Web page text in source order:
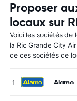
Proposer
locaux sur
Voici les sociétés de
la Rio Grande City
de ces sociétés de
Alamo